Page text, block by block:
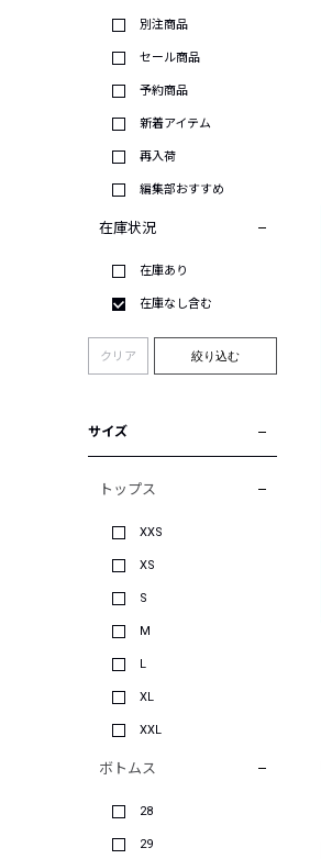
別注商品
セール商品
予約商品
新着アイテム
再入荷
編集部おすすめ
在庫状況
在庫あり
在庫なし含む
クリア 絞り込む
サイズ
トップス
XXS
XS
S
M
L
XL
XXL
ボトムス
28
29